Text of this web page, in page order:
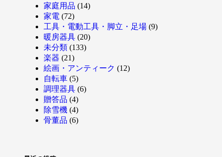
家庭用品 (14)
家電 (72)
工具・電動工具・脚立・足場 (9)
暖房器具 (20)
未分類 (133)
楽器 (21)
絵画・アンティーク (12)
自転車 (5)
調理器具 (6)
贈答品 (4)
除雪機 (4)
骨董品 (6)